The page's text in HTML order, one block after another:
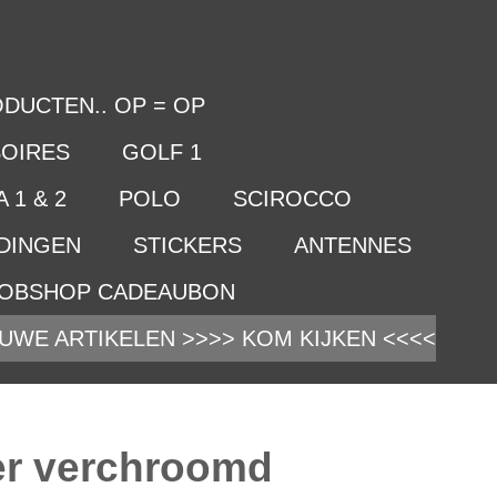
OP = OP
GOLF 1
1 & 2
POLO
SCIROCCO
STICKERS
ANTENNES
CADEAUBON
ARTIKELEN >>>> KOM KIJKEN <<<<
verchroomd